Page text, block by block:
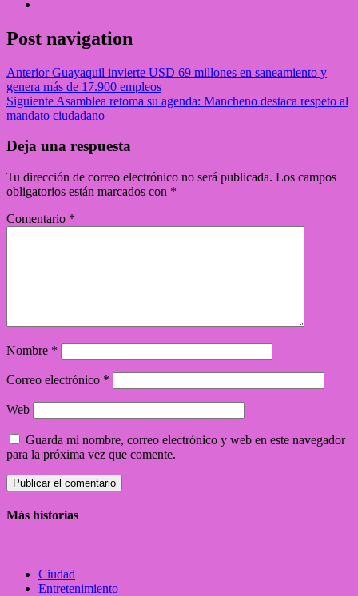
Post navigation
AnteriorGuayaquil invierte USD 69 millones en saneamiento y
genera más de 17.900 empleos
Siguiente Asamblea retoma su agenda: Mancheno destaca respeto al
mandato ciudadano
Deja una respuesta
Tu dirección de correo electrónico no será publicada. Los campos
obligatorios están marcados con *
Comentario *
Nombre *
Correo electrónico *
Web
Guarda mi nombre, correo electrónico y web en este navegador
para la próxima vez que comente.
Más historias
Ciudad
Entretenimiento